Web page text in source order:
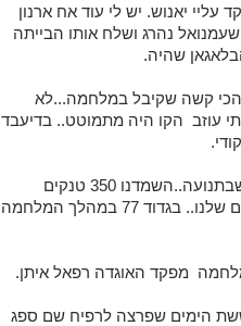
יאנוש. יש לי עוד אח ארנון
נהרג ושלח אותו הבייתה
שהיה.
הכי קשה שקיבל במלחמה...לא
עוזב הקו היה מתמוטט.. בדיעבד
זה היה קרב לחיים ולמוות...ירינו רק על טנקים שבתנועה..השמדנו 350 טנקים
סורים...בסוף הקרבות נשארו רק 4 טנקים שלמים שלנו.. בגדוד 77 במהלך המלחמה
מפקד האוגדה רפאל איתן.
הימים שפרצה לרפיח שם ספג